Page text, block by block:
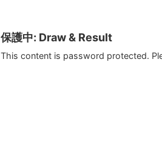
保護中: Draw & Result
This content is password protected.